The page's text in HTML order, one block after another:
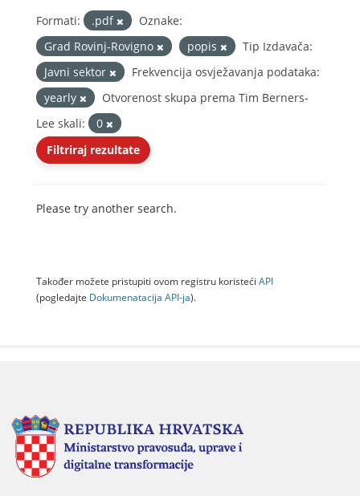
Formati: .pdf
Oznake:
Grad Rovinj-Rovigno
popis
Tip Izdavača:
Javni sektor
Frekvencija osvježavanja podataka:
yearly
Otvorenost skupa prema Tim Berners-
Lee skali:
0
Filtriraj rezultate
Please try another search.
Također možete pristupiti ovom registru koristeći API
(pogledajte Dokumenаtаcijа API-jа).